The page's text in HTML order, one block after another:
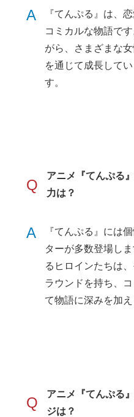
A
『てんぷる』は、
コミカルな物語で
がら、さまざまな
を通じて成長して
す。
Q
アニメ『てんぷる
力は？
A
『てんぷる』には
ターが多数登場し
るヒロインたちは
ラウンドを持ち、
て物語に深みを加え
Q
アニメ『てんぷる
ジは？